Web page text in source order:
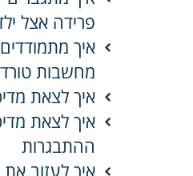
פרידה אצל
איך
מחשבות
איך לצאת
איך לצאת
ההתבגרות
איך לעזוב